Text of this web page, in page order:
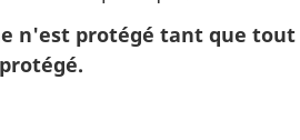
n'est protégé tant que tout